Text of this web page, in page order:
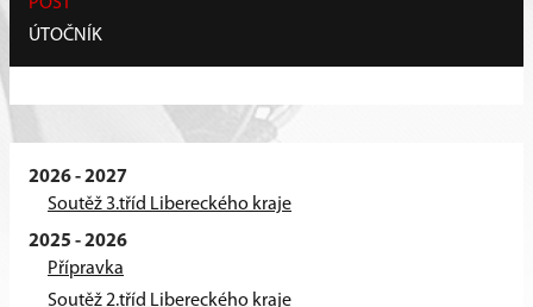
ÚTOČNÍK
2026 - 2027
Soutěž 3.tříd Libereckého kraje
2025 - 2026
Přípravka
Soutěž 2.tříd Libereckého kraje